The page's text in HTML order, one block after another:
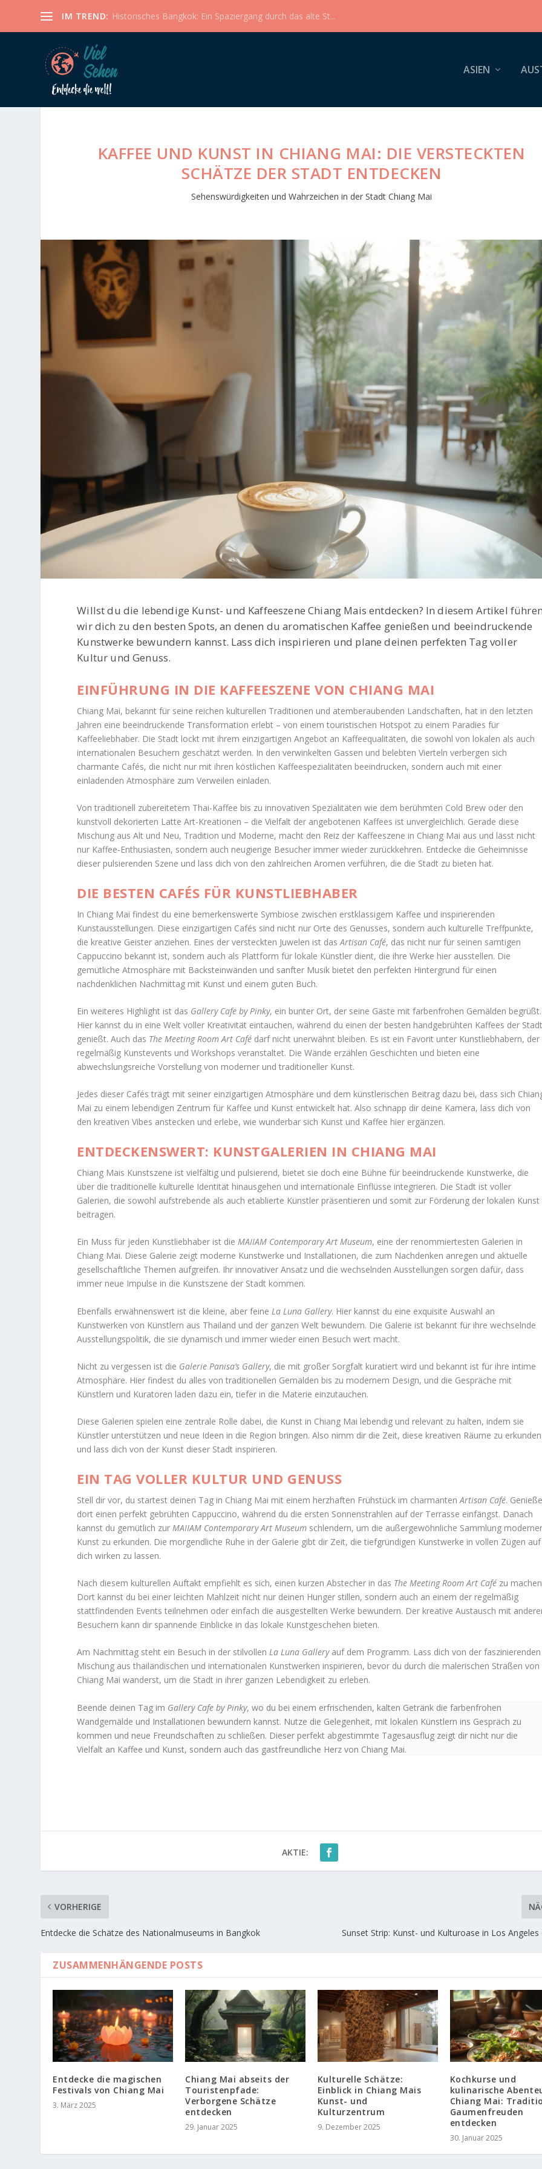
IM TREND: Historisches Bangkok: Ein Spaziergang durch das alte St...
ASIEN
KAFFEE UND KUNST IN CHIANG MAI: DIE VERSTECKTEN
SCHÄTZE DER STADT ENTDECKEN
Sehenswürdigkeiten und Wahrzeichen in der Stadt Chiang Mai
Willst du die lebendige Kunst- und Kaffeeszene Chiang Mais entdecken? In diesem Artikel
wir dich zu den besten Spots, an denen du aromatischen Kaffee genießen und beeindruckende
Kunstwerke bewundern kannst. Lass dich inspirieren und plane deinen perfekten Tag voller
Kultur und Genuss.
EINFÜHRUNG IN DIE KAFFEESZENE VON CHIANG MAI
Chiang Mai, bekannt für seine reichen kulturellen Traditionen und atemberaubenden Landschaften, hat in den letzten
Jahren eine beeindruckende Transformation erlebt – von einem touristischen Hotspot zu einem Paradies für
Kaffeeliebhaber. Die Stadt lockt mit ihrem einzigartigen Angebot an Kaffeequalitäten, die sowohl von lokalen als auch
internationalen Besuchern geschätzt werden. In den verwinkelten Gassen und belebten Vierteln verbergen sich
charmante Cafés, die nicht nur mit ihren köstlichen Kaffeespezialitäten beeindrucken, sondern auch mit einer
einladenden Atmosphäre zum Verweilen einladen.
Von traditionell zubereitetem Thai-Kaffee bis zu innovativen Spezialitäten wie dem berühmten Cold Brew oder den
kunstvoll dekorierten Latte Art-Kreationen – die Vielfalt der angebotenen Kaffees ist unvergleichlich. Gerade diese
Mischung aus Alt und Neu, Tradition und Moderne, macht den Reiz der Kaffeeszene in Chiang Mai aus und lässt nicht
nur Kaffee-Enthusiasten, sondern auch neugierige Besucher immer wieder zurückkehren. Entdecke die Geheimnisse
dieser pulsierenden Szene und lass dich von den zahlreichen Aromen verführen, die die Stadt zu bieten hat.
DIE BESTEN CAFÉS FÜR KUNSTLIEBHABER
In Chiang Mai findest du eine bemerkenswerte Symbiose zwischen erstklassigem Kaffee und inspirierenden
Kunstausstellungen. Diese einzigartigen Cafés sind nicht nur Orte des Genusses, sondern auch kulturelle Treffpunkte,
die kreative Geister anziehen. Eines der versteckten Juwelen ist dasArtisan Café, das nicht nur für seinen samtigen
Cappuccino bekannt ist, sondern auch als Plattform für lokale Künstler dient, die ihre Werke hier ausstellen. Die
gemütliche Atmosphäre mit Backsteinwänden und sanfter Musik bietet den perfekten Hintergrund für einen
nachdenklichen Nachmittag mit Kunst und einem guten Buch.
Ein weiteres Highlight ist das Gallery Cafe by Pinky, ein bunter Ort, der seine Gäste mit farbenfrohen Gemälden begrüßt.
Hier kannst du in eine Welt voller Kreativität eintauchen, während du einen der besten handgebrühten Kaffees der
genießt. Auch das The Meeting Room Art Café darf nicht unerwähnt bleiben. Es ist ein Favorit unter Kunstliebhabern, der
regelmäßig Kunstevents und Workshops veranstaltet. Die Wände erzählen Geschichten und bieten eine
abwechslungsreiche Vorstellung von moderner und traditioneller Kunst.
Jedes dieser Cafés trägt mit seiner einzigartigen Atmosphäre und dem künstlerischen Beitrag dazu bei, dass sich
Mai zu einem lebendigen Zentrum für Kaffee und Kunst entwickelt hat. Also schnapp dir deine Kamera, lass dich von
den kreativen Vibes anstecken und erlebe, wie wunderbar sich Kunst und Kaffee hier ergänzen.
ENTDECKENSWERT: KUNSTGALERIEN IN CHIANG MAI
Chiang Mais Kunstszene ist vielfältig und pulsierend, bietet sie doch eine Bühne für beeindruckende Kunstwerke, die
über die traditionelle kulturelle Identität hinausgehen und internationale Einflüsse integrieren. Die Stadt ist voller
Galerien, die sowohl aufstrebende als auch etablierte Künstler präsentieren und somit zur Förderung der lokalen Kunst
beitragen.
Ein Muss für jeden Kunstliebhaber ist dieMAIIAM Contemporary Art Museum, eine der renommiertesten Galerien in
Chiang Mai. Diese Galerie zeigt moderne Kunstwerke und Installationen, die zum Nachdenken anregen und aktuelle
gesellschaftliche Themen aufgreifen. Ihr innovativer Ansatz und die wechselnden Ausstellungen sorgen dafür, dass
immer neue Impulse in die Kunstszene der Stadt kommen.
Ebenfalls erwähnenswert ist die kleine, aber feine La Luna Gallery. Hier kannst du eine exquisite Auswahl an
Kunstwerken von Künstlern aus Thailand und der ganzen Welt bewundern. Die Galerie ist bekannt für ihre wechselnde
Ausstellungspolitik, die sie dynamisch und immer wieder einen Besuch wert macht.
Nicht zu vergessen ist die Galerie Panisa’s Gallery, die mit großer Sorgfalt kuratiert wird und bekannt ist für ihre intime
Atmosphäre. Hier findest du alles von traditionellen Gemälden bis zu modernem Design, und die Gespräche mit
Künstlern und Kuratoren laden dazu ein, tiefer in die Materie einzutauchen.
Diese Galerien spielen eine zentrale Rolle dabei, die Kunst in Chiang Mai lebendig und relevant zu halten, indem sie
Künstler unterstützen und neue Ideen in die Region bringen. Also nimm dir die Zeit, diese kreativen Räume zu erkunden
und lass dich von der Kunst dieser Stadt inspirieren.
EIN TAG VOLLER KULTUR UND GENUSS
Stell dir vor, du startest deinen Tag in Chiang Mai mit einem herzhaften Frühstück im charmantenArtisan Café.
dort einen perfekt gebrühten Cappuccino, während du die ersten Sonnenstrahlen auf der Terrasse einfängst. Danach
kannst du gemütlich zur MAIIAM Contemporary Art Museum schlendern, um die außergewöhnliche Sammlung
Kunst zu erkunden. Die morgendliche Ruhe in der Galerie gibt dir Zeit, die tiefgründigen Kunstwerke in vollen Zügen auf
dich wirken zu lassen.
Nach diesem kulturellen Auftakt empfiehlt es sich, einen kurzen Abstecher in das The Meeting Room Art Café zu
Dort kannst du bei einer leichten Mahlzeit nicht nur deinen Hunger stillen, sondern auch an einem der regelmäßig
stattfindenden Events teilnehmen oder einfach die ausgestellten Werke bewundern. Der kreative Austausch mit
Besuchern kann dir spannende Einblicke in das lokale Kunstgeschehen bieten.
Am Nachmittag steht ein Besuch in der stilvollenLa Luna Galleryauf dem Programm. Lass dich von der faszinierenden
Mischung aus thailändischen und internationalen Kunstwerken inspirieren, bevor du durch die malerischen Straßen von
Chiang Mai wanderst, um die Stadt in ihrer ganzen Lebendigkeit zu erleben.
Beende deinen Tag im Gallery Cafe by Pinky, wo du bei einem erfrischenden, kalten Getränk die farbenfrohen
Wandgemälde und Installationen bewundern kannst. Nutze die Gelegenheit, mit lokalen Künstlern ins Gespräch zu
kommen und neue Freundschaften zu schließen. Dieser perfekt abgestimmte Tagesausflug zeigt dir nicht nur die
Vielfalt an Kaffee und Kunst, sondern auch das gastfreundliche Herz von Chiang Mai.
AKTIE:
VORHERIGE
Entdecke die Schätze des Nationalmuseums in Bangkok Sunset Strip: Kunst- und Kulturoase in Los
ZUSAMMENHÄNGENDE POSTS
Entdecke die magischen
Festivals von Chiang Mai
3. März 2025
Chiang Mai abseits der
Touristenpfade:
Verborgene Schätze
entdecken
29. Januar 2025
Kulturelle Schätze:
Einblick in Chiang Mais
Kunst- und
Kulturzentrum
9. Dezember 2025
Kochkurse und
kulinarische
Chiang Mai:
Gaumenfreuden
entdecken
30. Januar 2025